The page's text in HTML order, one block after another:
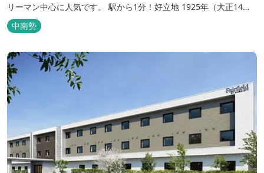
リーマン中心に人気です。 駅から1分！好立地 1925年（大正14
年）に開業した歴史ある旅館。JR三瀬谷駅から徒歩一分と好立地の
場所にあり、大変便利です。 部屋数は11室、大広間が2部屋。少人
数から団体のお客様まで幅広くご利用いただけます。 人気の定食は
品数...
中南勢